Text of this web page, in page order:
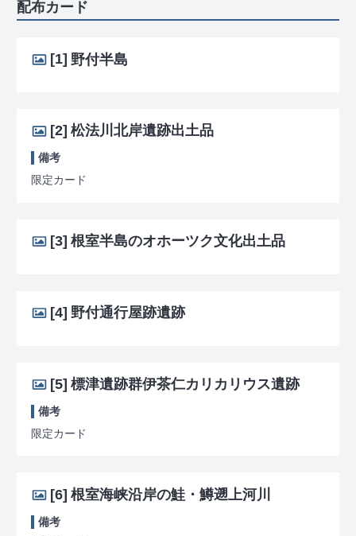
配布カード
[1] 野付半島
[2] 松法川北岸遺跡出土品
備考
限定カード
[3] 根室半島のオホーツク文化出土品
[4] 野付通行屋跡遺跡
[5] 標津遺跡群伊茶仁カリカリウス遺跡
備考
限定カード
[6] 根室海峡沿岸の鮭・鱒遡上河川
備考